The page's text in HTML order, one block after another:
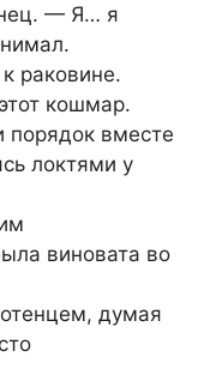
— Я… я
раковине.
кошмар.
порядок вместе
локтями у
виновата во
думая